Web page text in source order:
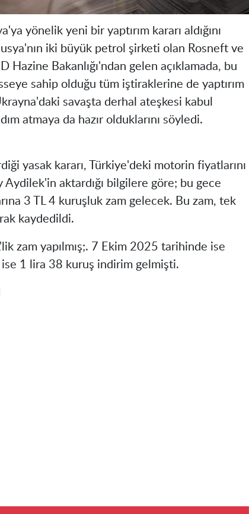
yönelik yeni bir yaptırım kararı aldığını
iki büyük petrol şirketi olan Rosneft ve
Hazine Bakanlığı'ndan gelen açıklamada, bu
sahip olduğu tüm iştiraklerine de yaptırım
savaşta derhal ateşkesi kabul
atmaya da hazır olduklarını söyledi.
yasak kararı, Türkiye'deki motorin fiyatlarını
aktardığı bilgilere göre; bu gece
3 TL 4 kuruşluk zam gelecek. Bu zam, tek
kaydedildi.
zam yapılmış;. 7 Ekim 2025 tarihinde ise
1 lira 38 kuruş indirim gelmişti.